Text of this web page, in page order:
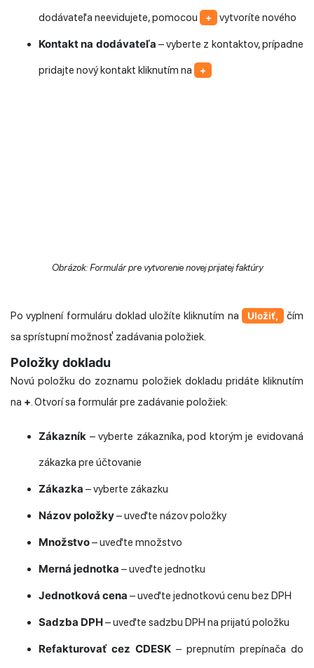
dodávateľa neevidujete, pomocou + vytvoríte nového
Kontakt na dodávateľa – vyberte z kontaktov, prípadne
pridajte nový kontakt kliknutím na +
Obrázok: Formulár pre vytvorenie novej prijatej faktúry
Po vyplnení formuláru doklad uložíte kliknutím na Uložiť,
čím
sa sprístupní možnosť zadávania položiek.
Položky dokladu
Novú položku do zoznamu položiek dokladu pridáte kliknutím
na +. Otvorí sa formulár pre zadávanie položiek:
Zákazník – vyberte zákazníka, pod ktorým je evidovaná
zákazka pre účtovanie
Zákazka – vyberte zákazku
Názov položky– uveďte názov položky
Množstvo– uveďte množstvo
Merná jednotka – uveďte jednotku
Jednotková cena – uveďte jednotkovú cenu bez DPH
Sadzba DPH– uveďte sadzbu DPH na prijatú položku
Refakturovať cez CDESK – prepnutím prepínača do